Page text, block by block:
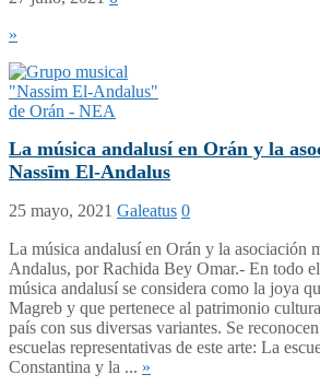
»
La música andalusí en Orán y la
Nassīm El-Andalus
25 mayo, 2021 Galeatus 0
La música andalusí en Orán y la asociación
Andalus, por Rachida Bey Omar.- En todo
música andalusí se considera como la joya
Magreb y que pertenece al patrimonio
país con sus diversas variantes. Se
escuelas representativas de este arte: La
Constantina y la ... »